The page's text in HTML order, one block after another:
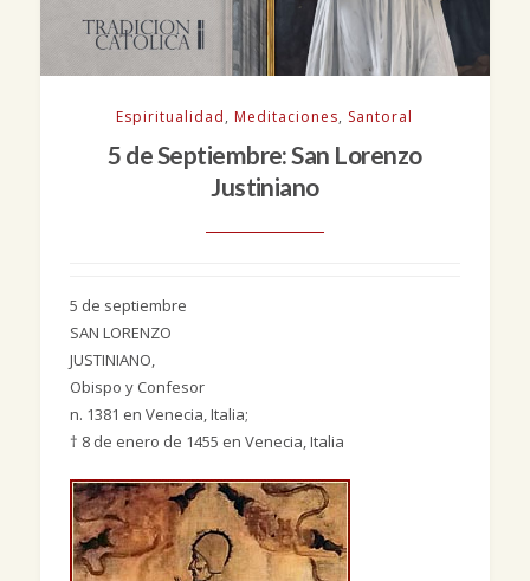
Espiritualidad, Meditaciones, Santoral
5 de Septiembre: San Lorenzo
Justiniano
5 de septiembre
SAN LORENZO
JUSTINIANO,
Obispo y Confesor
n. 1381 en Venecia, Italia;
† 8 de enero de 1455 en Venecia, Italia